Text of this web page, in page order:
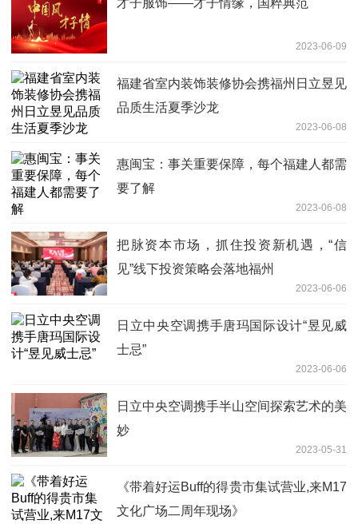
才子服饰——才子情缘，国粹典范
2023-06-09
福建省室内装饰装修协会携福州日立昱见
品质生活夏季沙龙
2023-06-08
惠闽宝：事关重要保障，每个福建人都需
要了解
2023-06-08
把脉资本市场，抓住投资新机遇，“信
见”线下投资策略会落地福州
2023-06-06
日立中央空调携手唐玛国际设计“昱见威
士忌”
2023-06-06
日立中央空调携手半山空间探索艺术的美
妙
2023-05-31
《带着好运Buff的得贵市集试营业,来M17
文化广场二周年现场》